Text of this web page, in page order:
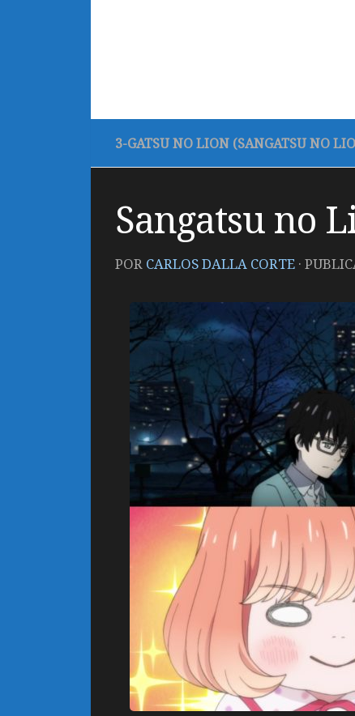
3-GATSU NO LION (SANGATSU NO
Sangatsu no
POR CARLOS DALLA CORTE ·